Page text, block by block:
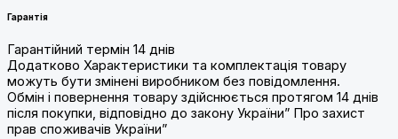
Гарантія
Гарантійний термін 14 днів
Додатково Характеристики та комплектація товару
можуть бути змінені виробником без повідомлення.
Обмін і повернення товару здійснюється протягом 14 днів
після покупки, відповідно до закону України” Про захист
прав споживачів України”